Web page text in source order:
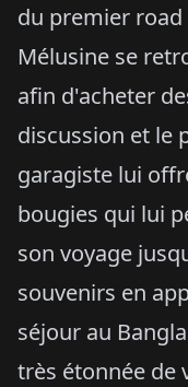
du premier road
Mélusine se
afin d'acheter
discussion et le
garagiste lui
bougies qui lui
son voyage
souvenirs en
séjour au
très étonnée de